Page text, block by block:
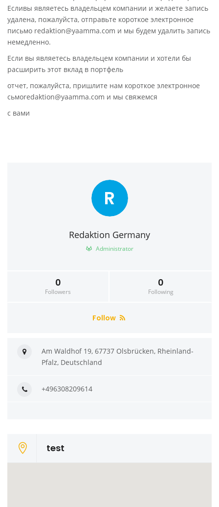
Есливы являетесь владельцем компании и желаете запись
удалена, пожалуйста, отправьте короткое электронное
письмо redaktion@yaamma.com и мы будем удалить запись
немедленно.
Если вы являетесь владельцем компании и хотели бы
расширить этот вклад в портфель
отчет, пожалуйста, пришлите нам короткое электронное
сьмоredaktion@yaamma.com и мы свяжемся
с вами
R
Redaktion Germany
Administrator
0
Followers
0
Following
Follow
Am Waldhof 19, 67737 Olsbrücken, Rheinland-
Pfalz, Deutschland
+496308209614
test